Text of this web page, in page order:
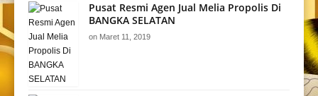
Pusat Resmi Agen Jual Melia Propolis Di
BANGKA SELATAN
on Maret 11, 2019